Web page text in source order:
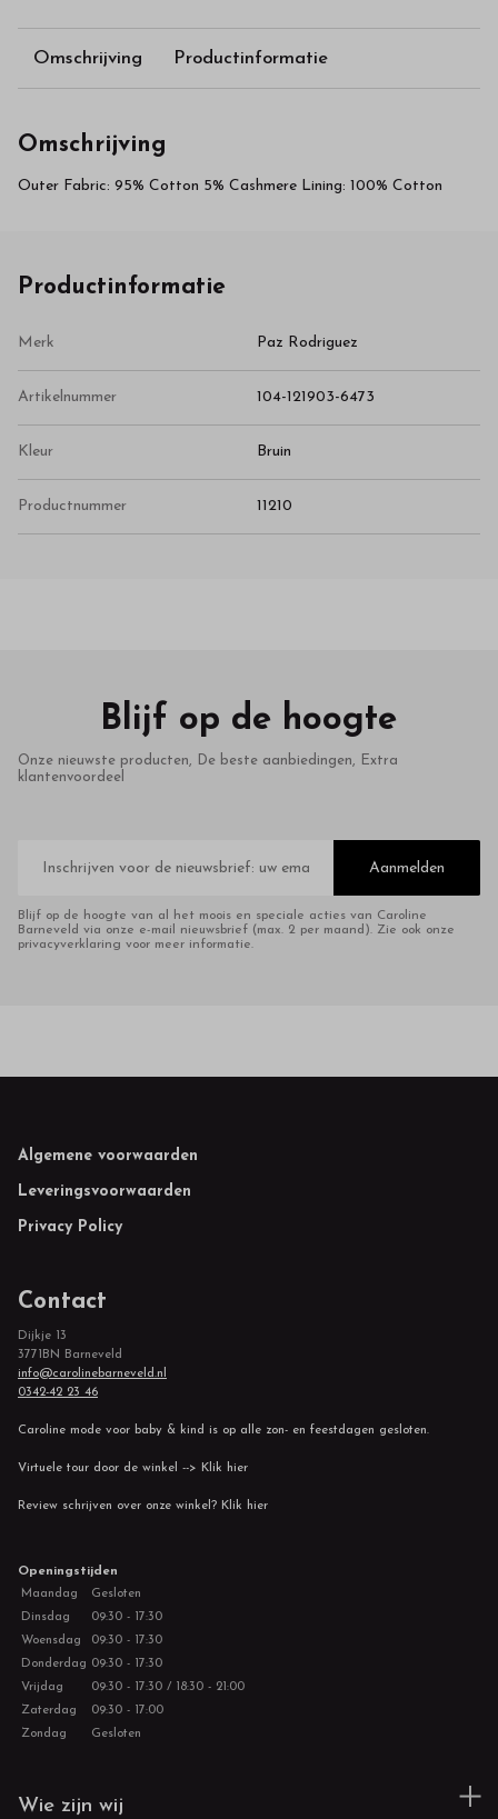
Omschrijving Productinformatie
Omschrijving
Outer Fabric: 95% Cotton 5% Cashmere Lining: 100% Cotton
Productinformatie
Merk Paz Rodriguez
Artikelnummer 104-121903-6473
Kleur Bruin
Productnummer 11210
Blijf op de hoogte
Onze nieuwste producten, De beste aanbiedingen, Extra
klantenvoordeel
mailadres
Aanmelden
Blijf op de hoogte van al het moois en speciale acties van Caroline
Barneveld via onze e-mail nieuwsbrief (max. 2 per maand). Zie ook onze
privacyverklaring voor meer informatie.
Footer
Algemene voorwaarden
Leveringsvoorwaarden
Privacy Policy
Contact
Dijkje 13
3771BN Barneveld
info@carolinebarneveld.nl
0342-42 23 46
Caroline mode voor baby & kind is op alle zon- en feestdagen gesloten.
Virtuele tour door de winkel --> Klik hier
Review schrijven over onze winkel? Klik hier
Openingstijden
Maandag
Gesloten
Dinsdag
09:30 - 17:30
Woensdag
09:30 - 17:30
Donderdag 09:30 - 17:30
Vrijdag
09:30 - 17:30 / 18:30 - 21:00
Zaterdag
09:30 - 17:00
Zondag
Gesloten
Wie zijn wij